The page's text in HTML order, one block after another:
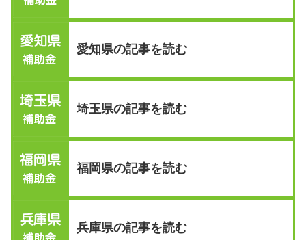
愛知県の記事を読む
埼玉県の記事を読む
福岡県の記事を読む
兵庫県の記事を読む